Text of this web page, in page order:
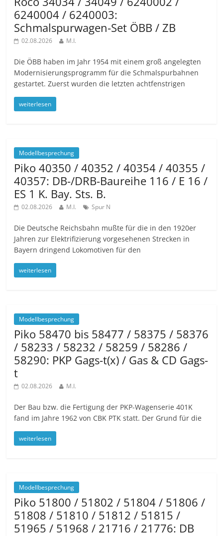
6240004 / 6240003:
Schmalspurwagen-Set ÖBB / ZB
02.08.2026 M.I.
Die ÖBB haben im Jahr 1954 mit einem groß angelegten
Modernisierungsprogramm für die Schmalspurbahnen
gestartet. Zuerst wurden die letzten achtfenstrigen
weiterlesen
Modellbesprechung
Piko 40350 / 40352 / 40354 / 40355 /
40357: DB-/DRB-Baureihe 116 / E 16 /
ES 1 K. Bay. Sts. B.
02.08.2026 M.I. Spur N
Die Deutsche Reichsbahn mußte für die in den 1920er
Jahren zur Elektrifizierung vorgesehenen Strecken in
Bayern dringend Lokomotiven für den
weiterlesen
Modellbesprechung
Piko 58470 bis 58477 / 58375 / 58376
/ 58233 / 58232 / 58259 / 58286 /
58290: PKP Gags-t(x) / Gas & CD Gags-
t
02.08.2026 M.I.
Der Bau bzw. die Fertigung der PKP-Wagenserie 401K
fand im Jahre 1962 von CBK PTK statt. Der Grund für die
weiterlesen
Modellbesprechung
Piko 51800 / 51802 / 51804 / 51806 /
51808 / 51810 / 51812 / 51815 /
51965 / 51968 / 21716 / 21776: DB